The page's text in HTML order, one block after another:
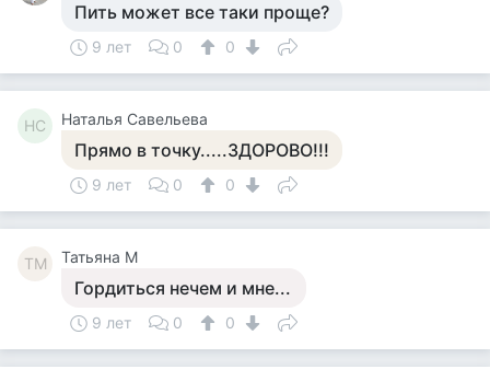
Пить может все таки проще?
9 лет 0 0
НС Наталья Савельева
Прямо в точку.....ЗДОРОВО!!!
9 лет 0 0
ТМ Татьяна М
Гордиться нечем и мне...
9 лет 0 0